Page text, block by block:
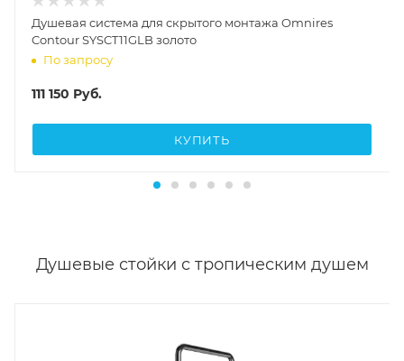
Душевая система для скрытого монтажа Omnires
Contour SYSCT11GLB золото
По запросу
111 150 Руб.
КУПИТЬ
Душевые стойки с тропическим душем